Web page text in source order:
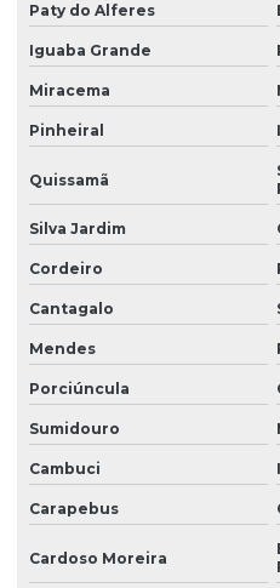
Manutenção preventiva ponte
Manutenção preventiva ponte
Manutenção preventiva de
Manutenção preventiva ponte
Manutenção preventiva de ponte
Manutenção preventiva ponte
Manutenção preventiva de ponte
Manutenção preventiva em
Manutenção preventiva de talha
Manutenção preventiva de talha
Manutenção preventiva de talha
Paty do Alferes
Iguaba Grande
Miracema
Pinheiral
Quissamã
Silva Jardim
Cordeiro
Cantagalo
Mendes
Porciúncula
Sumidouro
Cambuci
Carapebus
Cardoso Moreira